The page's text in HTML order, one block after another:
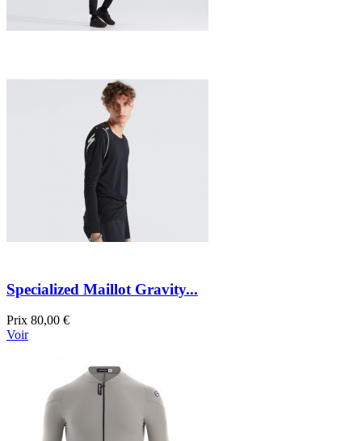
Specialized Maillot Gravity...
Prix 80,00 €
Voir